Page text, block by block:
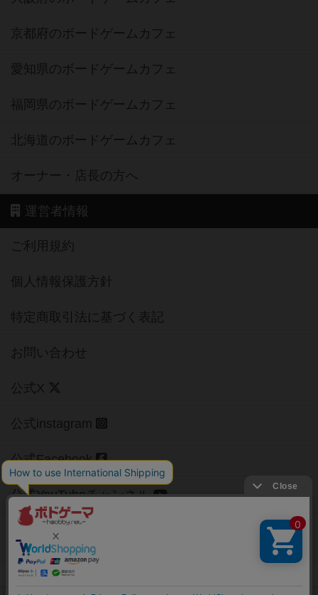
京都府のボードゲームカフェ
愛知県のボードゲームカフェ
福岡県のボードゲームカフェ
北海道のボードゲームカフェ
オーナー・店長の方へ
運営者情報
ご利用規約
個人情報保護方針
特定商取引法に基づく表記
お問い合わせ
公式X
公式instagram
公式Facebook
公式YouTubeチャンネル